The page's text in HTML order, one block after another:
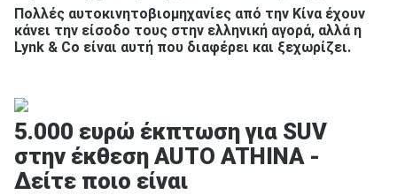
Πολλές αυτοκινητοβιομηχανίες από την Κίνα έχουν
κάνει την είσοδο τους στην ελληνική αγορά, αλλά η
Lynk & Co είναι αυτή που διαφέρει και ξεχωρίζει.
5.000 ευρώ έκπτωση για SUV
στην έκθεση AUTO ATHINA -
Δείτε ποιο είναι